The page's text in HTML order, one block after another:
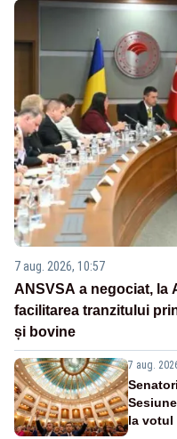
7 aug. 2026, 10:57
ANSVSA a negociat, la
facilitarea tranzitului
și bovine
7 aug.
la votul